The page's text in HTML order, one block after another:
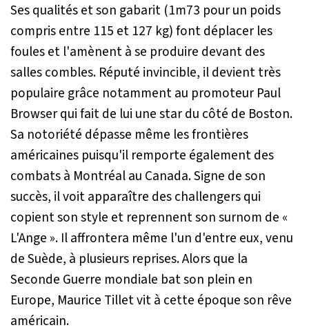
Ses qualités et son gabarit (1m73 pour un poids
compris entre 115 et 127 kg) font déplacer les
foules et l'amènent à se produire devant des
salles combles. Réputé invincible, il devient très
populaire grâce notamment au promoteur Paul
Browser qui fait de lui une star du côté de Boston.
Sa notoriété dépasse même les frontières
américaines puisqu'il remporte également des
combats à Montréal au Canada. Signe de son
succès, il voit apparaître des challengers qui
copient son style et reprennent son surnom de «
L'Ange ». Il affrontera même l'un d'entre eux, venu
de Suède, à plusieurs reprises. Alors que la
Seconde Guerre mondiale bat son plein en
Europe, Maurice Tillet vit à cette époque son rêve
américain.